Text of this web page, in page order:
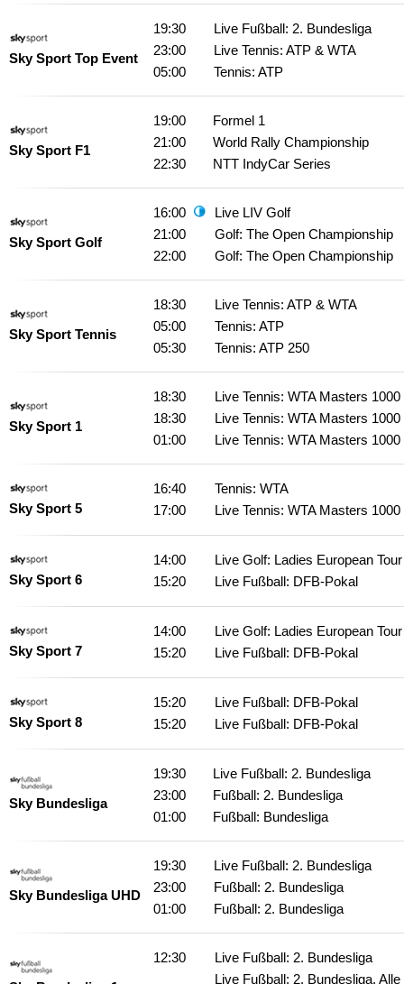
Sky Sport Top Event
19:30
Live Fußball: 2. Bundesliga
23:00
Live Tennis: ATP & WTA
05:00
Tennis: ATP
Sky Sport F1
19:00
Formel 1
21:00
World Rally Championship
22:30
NTT IndyCar Series
Sky Sport Golf
16:00
Live LIV Golf
21:00
Golf: The Open Championship
22:00
Golf: The Open Championship
Sky Sport Tennis
18:30
Live Tennis: ATP & WTA
05:00
Tennis: ATP
05:30
Tennis: ATP 250
Sky Sport 1
18:30
Live Tennis: WTA Masters 1000
18:30
Live Tennis: WTA Masters 1000
01:00
Live Tennis: WTA Masters 1000
Sky Sport 5
16:40
Tennis: WTA
17:00
Live Tennis: WTA Masters 1000
Sky Sport 6
14:00
Live Golf: Ladies European Tour
15:20
Live Fußball: DFB-Pokal
Sky Sport 7
14:00
Live Golf: Ladies European Tour
15:20
Live Fußball: DFB-Pokal
Sky Sport 8
15:20
Live Fußball: DFB-Pokal
15:20
Live Fußball: DFB-Pokal
Sky Bundesliga
19:30
Live Fußball: 2. Bundesliga
23:00
Fußball: 2. Bundesliga
01:00
Fußball: Bundesliga
Sky Bundesliga UHD
19:30
Live Fußball: 2. Bundesliga
23:00
Fußball: 2. Bundesliga
01:00
Fußball: 2. Bundesliga
12:30 Live Fußball: 2. Bundesliga
Live Fußball: 2. Bundesliga, Alle